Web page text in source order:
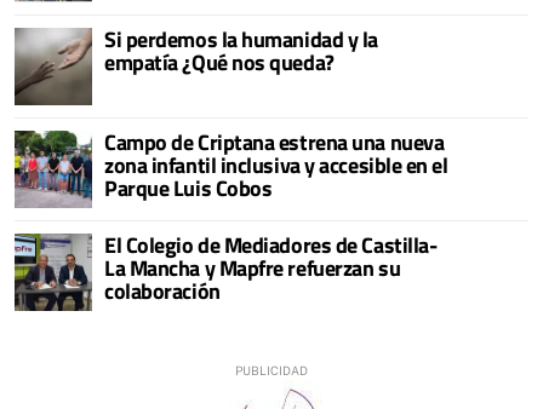
Si perdemos la humanidad y la
empatía ¿Qué nos queda?
Campo de Criptana estrena una nueva
zona infantil inclusiva y accesible en el
Parque Luis Cobos
El Colegio de Mediadores de Castilla-
La Mancha y Mapfre refuerzan su
colaboración